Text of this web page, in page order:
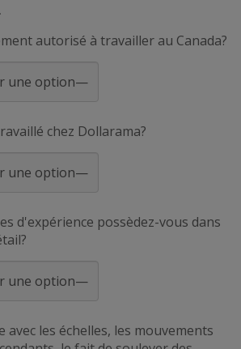
autorisé à travailler au Canada?
chez Dollarama?
d'expérience possèdez-vous dans
avec les échelles, les mouvements